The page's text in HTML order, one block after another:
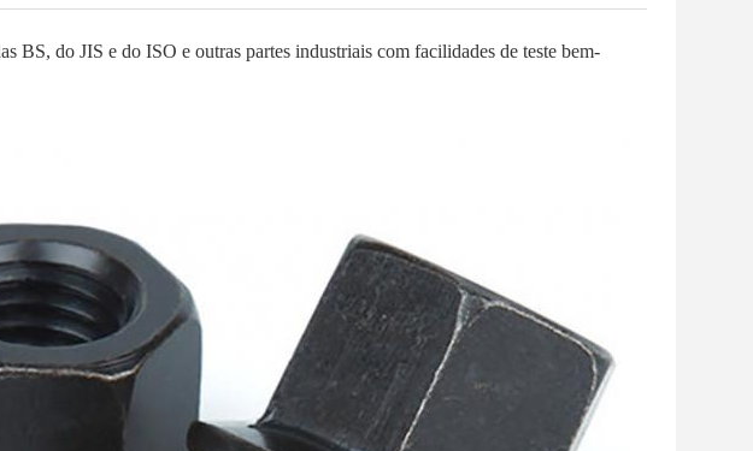
BS, do JIS e do ISO e outras partes industriais com facilidades de teste bem-